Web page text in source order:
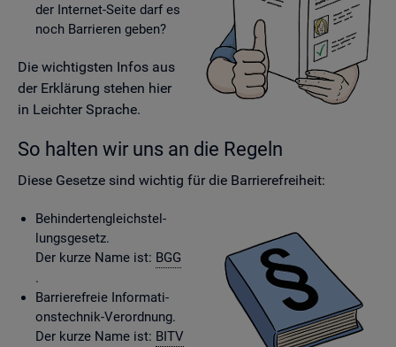
der In­ter­net-Seite darf es
noch Bar­rie­ren geben?
Die wich­tigs­ten Infos aus
der Er­klä­rung ste­hen hier
in Leich­ter Spra­che.
So hal­ten wir uns an die Re­geln
Diese Ge­set­ze sind wich­tig für die Bar­rie­re­frei­heit:
Be­hin­der­ten­gleich­stel­
lungs­ge­setz.
Der kurze Name ist: BGG
.
Bar­rie­re­freie In­for­ma­ti­
ons­tech­nik-Ver­ord­nung.
Der kurze Name ist: BITV